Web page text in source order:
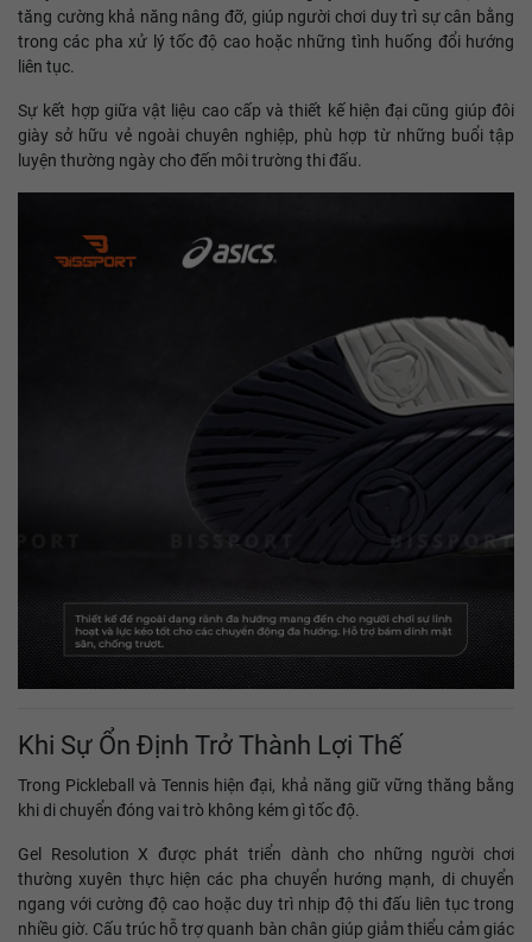
tăng cường khả năng nâng đỡ, giúp người chơi duy trì sự cân bằng
trong các pha xử lý tốc độ cao hoặc những tình huống đổi hướng
liên tục.
Sự kết hợp giữa vật liệu cao cấp và thiết kế hiện đại cũng giúp đôi
giày sở hữu vẻ ngoài chuyên nghiệp, phù hợp từ những buổi tập
luyện thường ngày cho đến môi trường thi đấu.
Khi Sự Ổn Định Trở Thành Lợi Thế
Trong Pickleball và Tennis hiện đại, khả năng giữ vững thăng bằng
khi di chuyển đóng vai trò không kém gì tốc độ.
Gel Resolution X được phát triển dành cho những người chơi
thường xuyên thực hiện các pha chuyển hướng mạnh, di chuyển
ngang với cường độ cao hoặc duy trì nhịp độ thi đấu liên tục trong
nhiều giờ. Cấu trúc hỗ trợ quanh bàn chân giúp giảm thiểu cảm giác